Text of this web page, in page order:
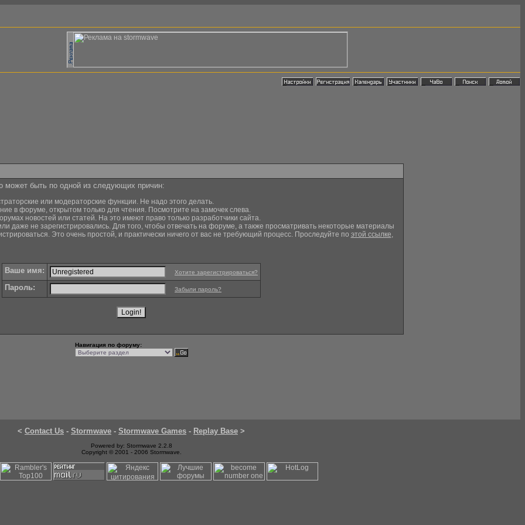
может быть по одной из следующих причин:
или модераторские функции. Не надо этого делать.
в форуме, открытом только для чтения. Посмотрите на замочек слева.
новостей или статей. На это имеют право только разработчики сайта.
даже не зарегистрировались. Для того, чтобы отвечать на форуме, а также просматривать некоторые материалы
Это очень простой, и практически ничего от вас не требующий процесс. Проследуйте по этой ссылке,
Ваше имя: Хотите зарегистрироваться?
Пароль: Забыли пароль?
Навигация по форуму:
< Contact Us - Stormwave - Stormwave Games - Replay Base >
Powered by: Stormwave 2.2.8
Copyright © 2001 - 2006 Stormwave.